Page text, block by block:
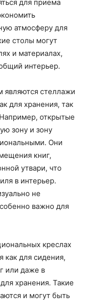
для приема
атмосферу для
столы могут
и материалах,
интерьер.
стеллажи
для хранения, так
открытые
зону и зону
Они
книг,
утвари, что
в интерьер.
не
важно для
креслах
как для сидения,
или даже в
хранения. Такие
и могут быть